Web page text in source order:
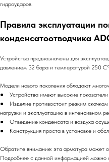
гидроударов.
Правила эксплуатации
конденсатоотводчика
Устройства предназначены для
давлением 32 бара и температурой 250
Модели нового поколения обладают
● Устройства имеют высокие показатели
● Изделие противостоит резким
нагрузки и эксплуатацию в интенсивном
● Отведение конденсата и воздуха
● Конструкция проста в установке и
Обратите внимание: эта арматура может
Подробнее с данной информацией можно